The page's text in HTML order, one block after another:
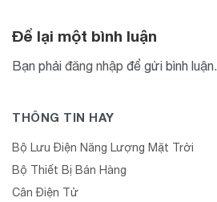
Để lại một bình luận
Bạn phải đăng nhập để gửi bình luận.
THÔNG TIN HAY
Bộ Lưu Điện Năng Lượng Mặt Trời
Bộ Thiết Bị Bán Hàng
Cân Điện Tử